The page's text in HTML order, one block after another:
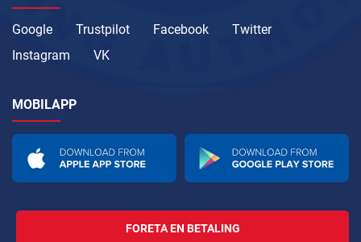
Google Trustpilot Facebook
Twitter
Instagram
VK
MOBILAPP
FORETA EN BETALING